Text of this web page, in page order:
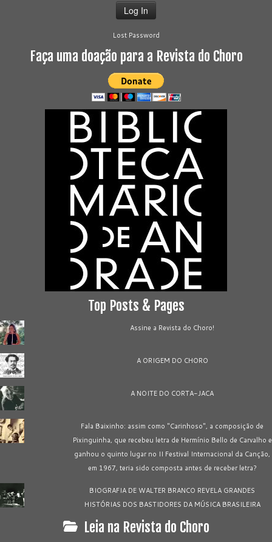
Lost Password
Faça uma doação para a Revista do Choro
Top Posts & Pages
Assine a Revista do Choro!
A ORIGEM DO CHORO
A NOITE DO CORTA-JACA
Fala Baixinho: assim como "Carinhoso", a composição de
Pixinguinha, que recebeu letra de Hermínio Bello de Carvalho e
ganhou o quinto lugar no II Festival Internacional da Canção,
em 1967, teria sido composta antes de receber letra?
BIOGRAFIA DE WALTER BRANCO REVELA GRANDES
HISTÓRIAS DOS BASTIDORES DA MÚSICA BRASILEIRA
Leia na Revista do Choro